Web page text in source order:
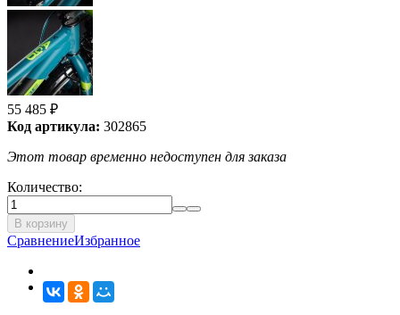
55 485 ₽
Код артикула: 302865
Этот товар временно недоступен для заказа
Количество:
В корзину
СравнениеИзбранное